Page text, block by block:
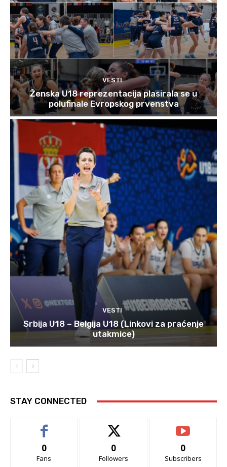
VESTI
Ženska U18 reprezentacija plasirala se u
polufinale Evropskog prvenstva
VESTI
Srbija U18 – Belgija U18 (Linkovi za praćenje
utakmice)
STAY CONNECTED
0
Fans
0
Followers
0
Subscribers